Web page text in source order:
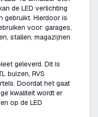
de LED verlichting
gebruikt. Hierdoor is
voor: garages,
stallen, magazijnen
geleverd. Dit is
buizen, RVS
Doordat het gaat
kwaliteit wordt er
op de LED